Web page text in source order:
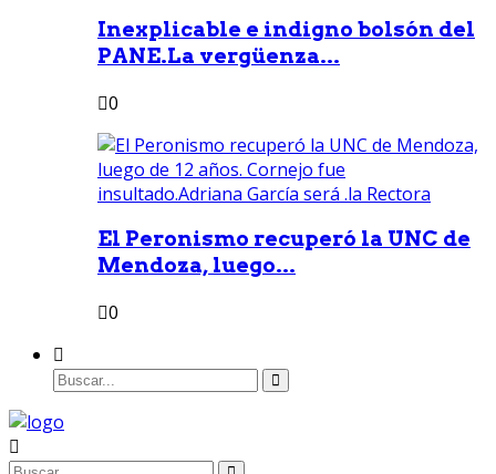
Inexplicable e indigno bolsón del
PANE.La vergüenza...
0
El Peronismo recuperó la UNC de
Mendoza, luego...
0